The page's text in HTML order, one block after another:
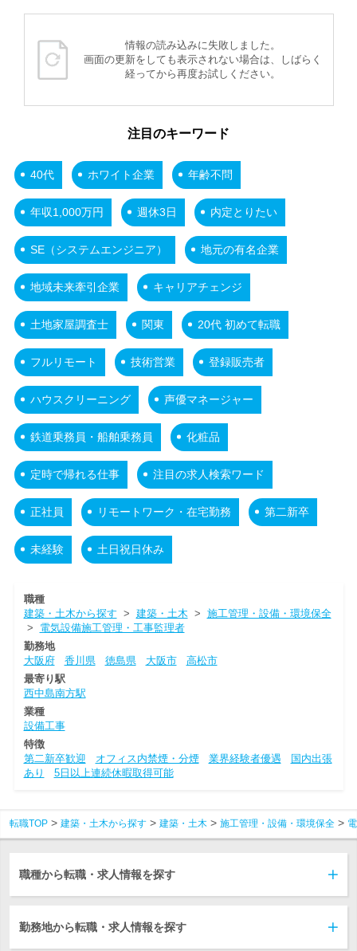
情報の読み込みに失敗しました。
画面の更新をしても表示されない場合は、しばらく
経ってから再度お試しください。
注目のキーワード
40代 ホワイト企業 年齢不問
年収1,000万円 週休3日 内定とりたい
SE（システムエンジニア） 地元の有名企業
地域未来牽引企業 キャリアチェンジ
土地家屋調査士 関東 20代 初めて転職
フルリモート 技術営業 登録販売者
ハウスクリーニング 声優マネージャー
鉄道乗務員・船舶乗務員 化粧品
定時で帰れる仕事 注目の求人検索ワード
正社員 リモートワーク・在宅勤務 第二新卒
未経験 土日祝日休み
職種
建築・土木から探す > 建築・土木 > 施工管理・設備・環境保全
> 電気設備施工管理・工事監理者
勤務地
大阪府
香川県 徳島県 大阪市
高松市
最寄り駅
西中島南方駅
業種
設備工事
特徴
第二新卒歓迎
オフィス内禁煙・分煙 業界経験者優遇
国内出張
あり
5日以上連続休暇取得可能
転職TOP 建築・土木から探す 建築・土木 施工管理・設備・環境保全
職種から転職・求人情報を探す
勤務地から転職・求人情報を探す